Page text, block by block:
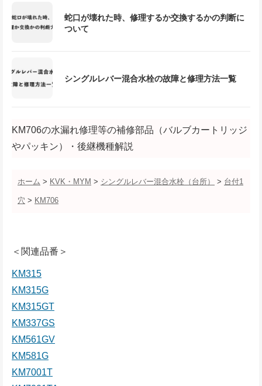
蛇口が壊れた時、修理するか交換するかの判断に
ついて
シングルレバー混合水栓の故障と修理方法一覧
KM706の水漏れ修理等の補修部品（バルブカートリッジ
やパッキン）・後継機種解説
ホーム > KVK・MYM > シングルレバー混合水栓（台所） > 台付1
穴 > KM706
＜関連品番＞
KM315
KM315G
KM315GT
KM337GS
KM561GV
KM581G
KM7001T